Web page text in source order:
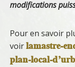
modifications
Pour en savoir
voirlamastre-
plan-local-